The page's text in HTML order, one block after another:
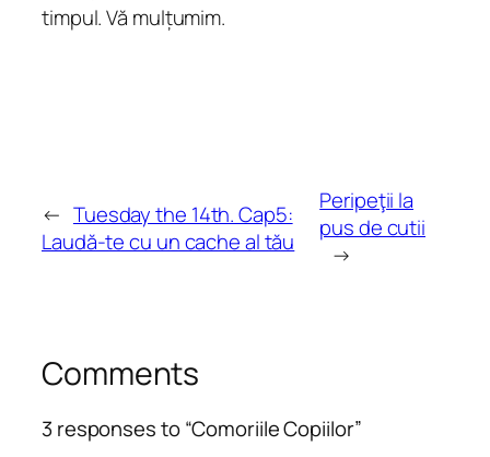
timpul. Vă mulțumim.
← Tuesday the 14th. Cap5:
Laudă-te cu un cache al tău
Peripeţii la
pus de cutii
→
Comments
3 responses to “Comoriile Copiilor”